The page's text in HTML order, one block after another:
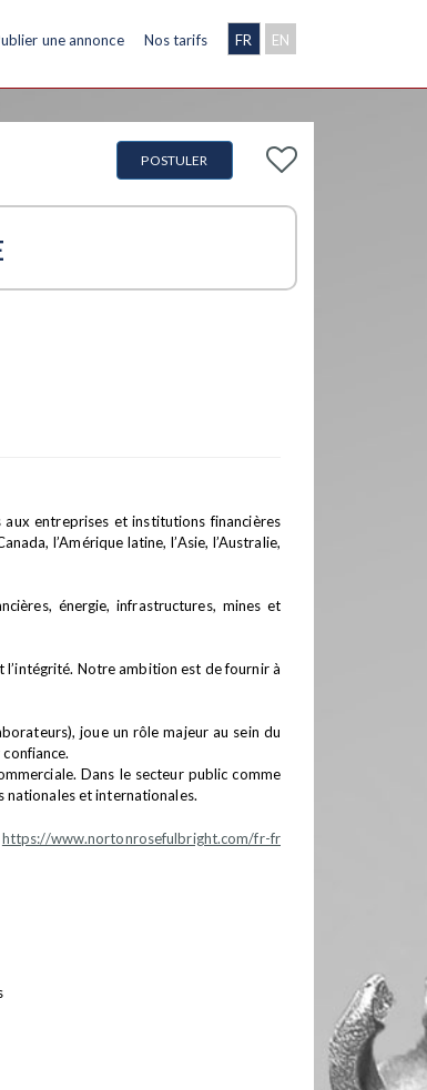
une annonce Nos tarifs FR EN
POSTULER
aux entreprises et institutions financières
l’Amérique latine, l’Asie, l’Australie,
énergie, infrastructures, mines et
l’intégrité. Notre ambition est de fournir à
joue un rôle majeur au sein du
Dans le secteur public comme
nationales et internationales.
https://www.nortonrosefulbright.com/fr-fr